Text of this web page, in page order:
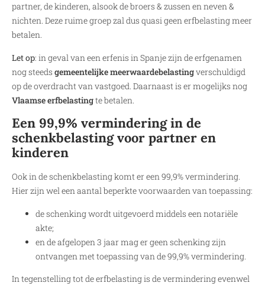
partner, de kinderen, alsook de broers & zussen en neven &
nichten. Deze ruime groep zal dus quasi geen erfbelasting meer
betalen.
Let op: in geval van een erfenis in Spanje zijn de erfgenamen
nog steeds gemeentelijke meerwaardebelastingverschuldigd
op de overdracht van vastgoed. Daarnaast is er mogelijks nog
Vlaamse erfbelastingte betalen.
Een 99,9% vermindering in de
schenkbelasting voor partner en
kinderen
Ook in de schenkbelasting komt er een 99,9% vermindering.
Hier zijn wel een aantal beperkte voorwaarden van toepassing:
de schenking wordt uitgevoerd middels een notariële
akte;
en de afgelopen 3 jaar mag er geen schenking zijn
ontvangen met toepassing van de 99,9% vermindering.
In tegenstelling tot de erfbelasting is de vermindering evenwel